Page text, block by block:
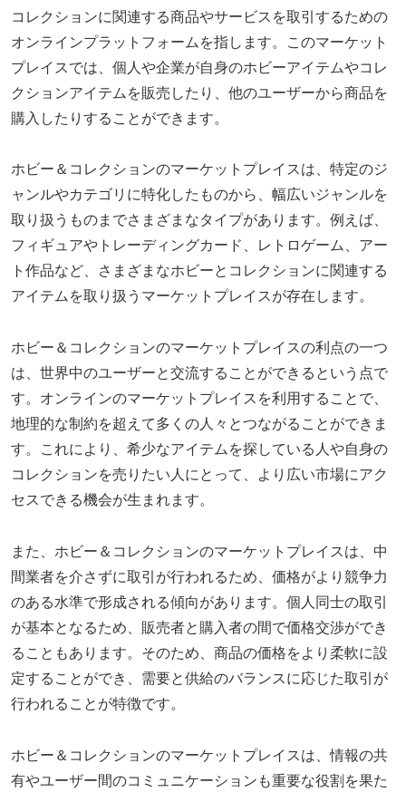
コレクションに関連する商品やサービスを取引するための
オンラインプラットフォームを指します。このマーケット
プレイスでは、個人や企業が自身のホビーアイテムやコレ
クションアイテムを販売したり、他のユーザーから商品を
購入したりすることができます。
ホビー＆コレクションのマーケットプレイスは、特定のジ
ャンルやカテゴリに特化したものから、幅広いジャンルを
取り扱うものまでさまざまなタイプがあります。例えば、
フィギュアやトレーディングカード、レトロゲーム、アー
ト作品など、さまざまなホビーとコレクションに関連する
アイテムを取り扱うマーケットプレイスが存在します。
ホビー＆コレクションのマーケットプレイスの利点の一つ
は、世界中のユーザーと交流することができるという点で
す。オンラインのマーケットプレイスを利用することで、
地理的な制約を超えて多くの人々とつながることができま
す。これにより、希少なアイテムを探している人や自身の
コレクションを売りたい人にとって、より広い市場にアク
セスできる機会が生まれます。
また、ホビー＆コレクションのマーケットプレイスは、中
間業者を介さずに取引が行われるため、価格がより競争力
のある水準で形成される傾向があります。個人同士の取引
が基本となるため、販売者と購入者の間で価格交渉ができ
ることもあります。そのため、商品の価格をより柔軟に設
定することができ、需要と供給のバランスに応じた取引が
行われることが特徴です。
ホビー＆コレクションのマーケットプレイスは、情報の共
有やユーザー間のコミュニケーションも重要な役割を果た